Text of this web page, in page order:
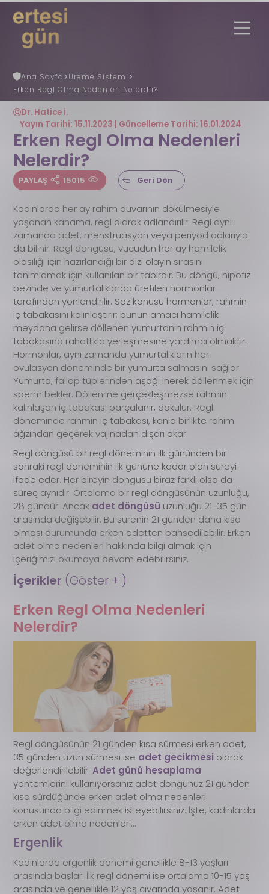
Ana Sayfa
Üreme Sistemi
Erken Regl Olma Nedenleri Nelerdir?
Uzmana Danış Nöbetçi Eczane
Ertesi GünNedir?
Ertesi Gün Rehberi
Faydalı Bilgiler
REGL (ADET) GÜNÜ HESAPLAMA
Gebelik Hesaplama
S.S.S
İletişim
Dr. Hatice İ.
Yayın Tarihi: 15.11.2023 | Güncelleme Tarihi: 16.01.2024
Erken Regl Olma Nedenleri
Nelerdir?
PAYLAŞ 15015 Geri Dön
Kadınlarda her ay rahim duvarının dökülmesiyle
yaşanan kanama, regl olarak adlandırılır. Regl aynı
zamanda adet, menstruasyon veya periyod adlarıyla
da bilinir. Regl döngüsü, vücudun her ay hamilelik
olasılığı için hazırlandığı bir dizi olayın sırasını
tanımlamak için kullanılan bir tabirdir. Bu döngü, hipofiz
bezinde ve yumurtalıklarda üretilen hormonlar
tarafından yönlendirilir. Söz konusu hormonlar, rahmin
iç tabakasını kalınlaştırır; bunun amacı hamilelik
meydana gelirse döllenen yumurtanın rahmin iç
tabakasına rahatlıkla yerleşmesine yardımcı olmaktır.
Hormonlar, aynı zamanda yumurtalıkların her
ovülasyon döneminde bir yumurta salmasını sağlar.
Yumurta, fallop tüplerinden aşağı inerek döllenmek için
sperm bekler. Döllenme gerçekleşmezse rahmin
kalınlaşan iç tabakası parçalanır, dökülür. Regl
döneminde rahmin iç tabakası, kanla birlikte rahim
ağzından geçerek vajinadan dışarı akar.
Regl döngüsü bir regl döneminin ilk gününden bir
sonraki regl döneminin ilk gününe kadar olan süreyi
ifade eder. Her bireyin döngüsü biraz farklı olsa da
süreç aynıdır. Ortalama bir regl döngüsünün uzunluğu,
28 gündür. Ancak adet döngüsü uzunluğu 21-35 gün
arasında değişebilir. Bu sürenin 21 günden daha kısa
olması durumunda erken adetten bahsedilebilir. Erken
adet olma nedenleri hakkında bilgi almak için
içeriğimizi okumaya devam edebilirsiniz.
İçerikler (Göster + )
Erken Regl Olma Nedenleri
Nelerdir?
Regl döngüsünün 21 günden kısa sürmesi erken adet,
35 günden uzun sürmesi ise adet gecikmesi olarak
değerlendirilebilir.Adet günü hesaplama
yöntemlerini kullanıyorsanız adet döngünüz 21 günden
kısa sürdüğünde erken adet olma nedenleri
konusunda bilgi edinmek isteyebilirsiniz. İşte, kadınlarda
erken adet olma nedenleri…
Ergenlik
Kadınlarda ergenlik dönemi genellikle 8-13 yaşları
arasında başlar. İlk regl dönemi ise ortalama 10-15 yaş
arasında ve genellikle 12 yaş civarında yaşanır. Adet